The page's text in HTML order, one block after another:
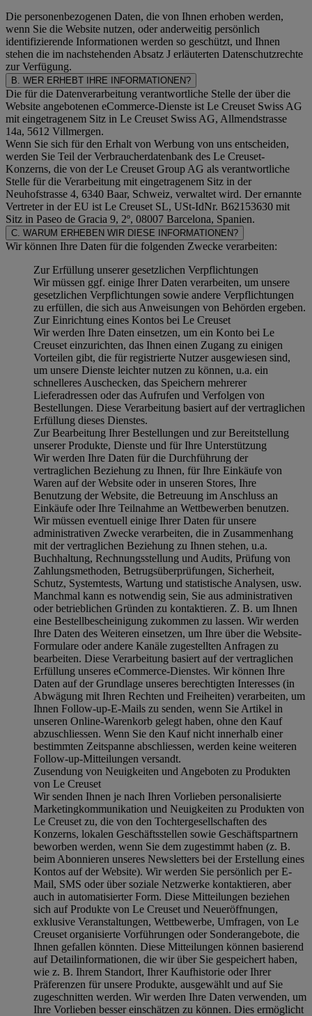
Die personenbezogenen Daten, die von Ihnen erhoben werden,
wenn Sie die Website nutzen, oder anderweitig persönlich
identifizierende Informationen werden so geschützt, und Ihnen
stehen die im nachstehenden Absatz J erläuterten Datenschutzrechte
zur Verfügung.
B. WER ERHEBT IHRE INFORMATIONEN?
Die für die Datenverarbeitung verantwortliche Stelle der über die
Website angebotenen eCommerce-Dienste ist Le Creuset Swiss AG
mit eingetragenem Sitz in Le Creuset Swiss AG, Allmendstrasse
14a, 5612 Villmergen.
Wenn Sie sich für den Erhalt von Werbung von uns entscheiden,
werden Sie Teil der Verbraucherdatenbank des Le Creuset-
Konzerns, die von der Le Creuset Group AG als verantwortliche
Stelle für die Verarbeitung mit eingetragenem Sitz in der
Neuhofstrasse 4, 6340 Baar, Schweiz, verwaltet wird. Der ernannte
Vertreter in der EU ist Le Creuset SL, USt-IdNr. B62153630 mit
Sitz in Paseo de Gracia 9, 2º, 08007 Barcelona, Spanien.
C. WARUM ERHEBEN WIR DIESE INFORMATIONEN?
Wir können Ihre Daten für die folgenden Zwecke verarbeiten:
Zur Erfüllung unserer gesetzlichen Verpflichtungen
Wir müssen ggf. einige Ihrer Daten verarbeiten, um unsere
gesetzlichen Verpflichtungen sowie andere Verpflichtungen
zu erfüllen, die sich aus Anweisungen von Behörden ergeben.
Zur Einrichtung eines Kontos bei Le Creuset
Wir werden Ihre Daten einsetzen, um ein Konto bei Le
Creuset einzurichten, das Ihnen einen Zugang zu einigen
Vorteilen gibt, die für registrierte Nutzer ausgewiesen sind,
um unsere Dienste leichter nutzen zu können, u.a. ein
schnelleres Auschecken, das Speichern mehrerer
Lieferadressen oder das Aufrufen und Verfolgen von
Bestellungen. Diese Verarbeitung basiert auf der vertraglichen
Erfüllung dieses Dienstes.
Zur Bearbeitung Ihrer Bestellungen und zur Bereitstellung
unserer Produkte, Dienste und für Ihre Unterstützung
Wir werden Ihre Daten für die Durchführung der
vertraglichen Beziehung zu Ihnen, für Ihre Einkäufe von
Waren auf der Website oder in unseren Stores, Ihre
Benutzung der Website, die Betreuung im Anschluss an
Einkäufe oder Ihre Teilnahme an Wettbewerben benutzen.
Wir müssen eventuell einige Ihrer Daten für unsere
administrativen Zwecke verarbeiten, die in Zusammenhang
mit der vertraglichen Beziehung zu Ihnen stehen, u.a.
Buchhaltung, Rechnungsstellung und Audits, Prüfung von
Zahlungsmethoden, Betrugsüberprüfungen, Sicherheit,
Schutz, Systemtests, Wartung und statistische Analysen, usw.
Manchmal kann es notwendig sein, Sie aus administrativen
oder betrieblichen Gründen zu kontaktieren. Z. B. um Ihnen
eine Bestellbescheinigung zukommen zu lassen. Wir werden
Ihre Daten des Weiteren einsetzen, um Ihre über die Website-
Formulare oder andere Kanäle zugestellten Anfragen zu
bearbeiten. Diese Verarbeitung basiert auf der vertraglichen
Erfüllung unseres eCommerce-Dienstes. Wir können Ihre
Daten auf der Grundlage unseres berechtigten Interesses (in
Abwägung mit Ihren Rechten und Freiheiten) verarbeiten, um
Ihnen Follow-up-E-Mails zu senden, wenn Sie Artikel in
unseren Online-Warenkorb gelegt haben, ohne den Kauf
abzuschliessen. Wenn Sie den Kauf nicht innerhalb einer
bestimmten Zeitspanne abschliessen, werden keine weiteren
Follow-up-Mitteilungen versandt.
Zusendung von Neuigkeiten und Angeboten zu Produkten
von Le Creuset
Wir senden Ihnen je nach Ihren Vorlieben personalisierte
Marketingkommunikation und Neuigkeiten zu Produkten von
Le Creuset zu, die von den Tochtergesellschaften des
Konzerns, lokalen Geschäftsstellen sowie Geschäftspartnern
beworben werden, wenn Sie dem zugestimmt haben (z. B.
beim Abonnieren unseres Newsletters bei der Erstellung eines
Kontos auf der Website). Wir werden Sie persönlich per E-
Mail, SMS oder über soziale Netzwerke kontaktieren, aber
auch in automatisierter Form. Diese Mitteilungen beziehen
sich auf Produkte von Le Creuset und Neueröffnungen,
exklusive Veranstaltungen, Wettbewerbe, Umfragen, von Le
Creuset organisierte Vorführungen oder Sonderangebote, die
Ihnen gefallen könnten. Diese Mitteilungen können basierend
auf Detailinformationen, die wir über Sie gespeichert haben,
wie z. B. Ihrem Standort, Ihrer Kaufhistorie oder Ihrer
Präferenzen für unsere Produkte, ausgewählt und auf Sie
zugeschnitten werden. Wir werden Ihre Daten verwenden, um
Ihre Vorlieben besser einschätzen zu können. Dies ermöglicht